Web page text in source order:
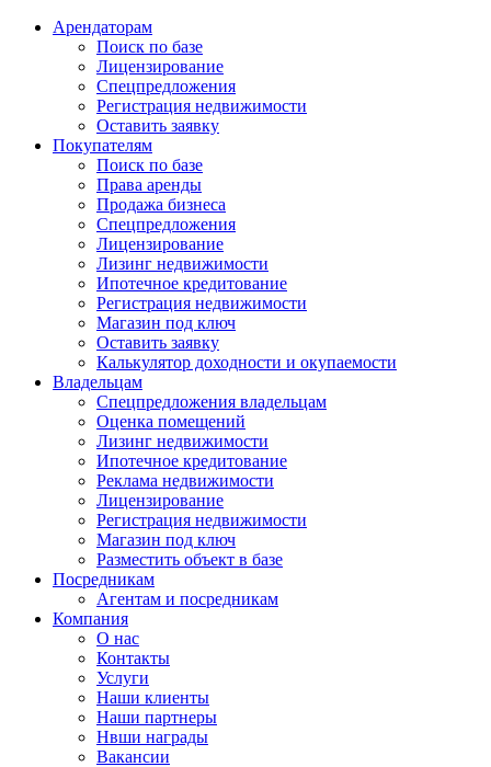
Арендаторам
Поиск по базе
Лицензирование
Спецпредложения
Регистрация недвижимости
Оставить заявку
Покупателям
Поиск по базе
Права аренды
Продажа бизнеса
Спецпредложения
Лицензирование
Лизинг недвижимости
Ипотечное кредитование
Регистрация недвижимости
Магазин под ключ
Оставить заявку
Калькулятор доходности и окупаемости
Владельцам
Спецпредложения владельцам
Оценка помещений
Лизинг недвижимости
Ипотечное кредитование
Реклама недвижимости
Лицензирование
Регистрация недвижимости
Магазин под ключ
Разместить объект в базе
Посредникам
Агентам и посредникам
Компания
О нас
Контакты
Услуги
Наши клиенты
Наши партнеры
Нвши награды
Вакансии